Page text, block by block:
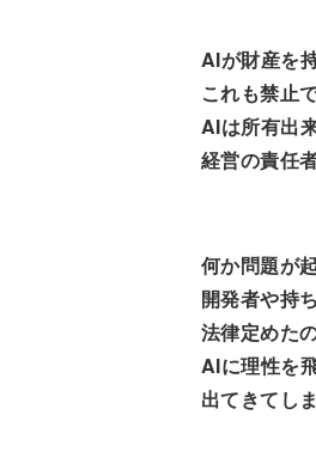
AIが財産を
これも禁止
AIは所有出
経営の責任
何か問題が
開発者や持
法律定めた
AIに理性を
出てきてし